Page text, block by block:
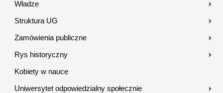
Władze
Struktura UG
Zamówienia publiczne
Rys historyczny
Kobiety w nauce
Uniwersytet odpowiedzialny społecznie